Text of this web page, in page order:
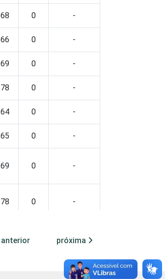
68 0 -
66 0 -
69 0 -
78 0 -
64 0 -
65 0 -
69 0 -
78 0 -
66 -
-
anterior próxima